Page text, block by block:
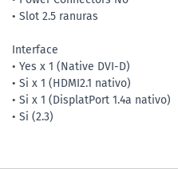
• Slot 2.5 ranuras
Interface
• Yes x 1 (Native DVI-D)
• Si x 1 (HDMI2.1 nativo)
• Si x 1 (DisplatPort 1.4a nativo)
• Si (2.3)